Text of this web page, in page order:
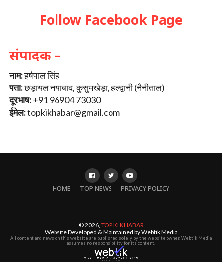
Follow Facebook Page
संपादक –
नाम:हर्षपाल सिंह
पता:छड़ायल नयाबाद, कुसुमखेड़ा, हल्द्वानी (नैनीताल)
दूरभाष:+91 96904 73030
ईमेल:topkikhabar@gmail.com
HOME TOP NEWS PRIVACY POLICY
© 2026, TOP KI KHABAR
Website Developed & Maintained by Webtik Media
All content and news on this website are published solely by the website owner. Webtik Media
assumes no responsibility for its content.